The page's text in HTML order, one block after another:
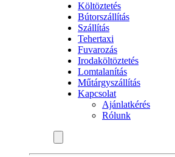
Költöztetés
Bútorszállítás
Szállítás
Tehertaxi
Fuvarozás
Irodaköltöztetés
Lomtalanítás
Műtárgyszállítás
Kapcsolat
Ajánlatkérés
Rólunk